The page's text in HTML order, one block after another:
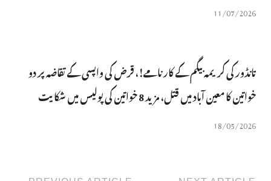
11/07/2026
تانڈور کی کریمہ بیگم کے کارنامے!، قرض کی واپسی کے تقاضہ پر دو
خواتین کا معین آباد میں قتل، مزید 8 خواتین کی پولیس میں شکایت
18/05/2026